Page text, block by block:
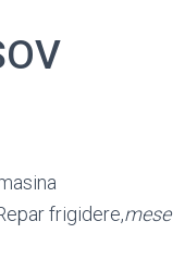
frigidere,mese